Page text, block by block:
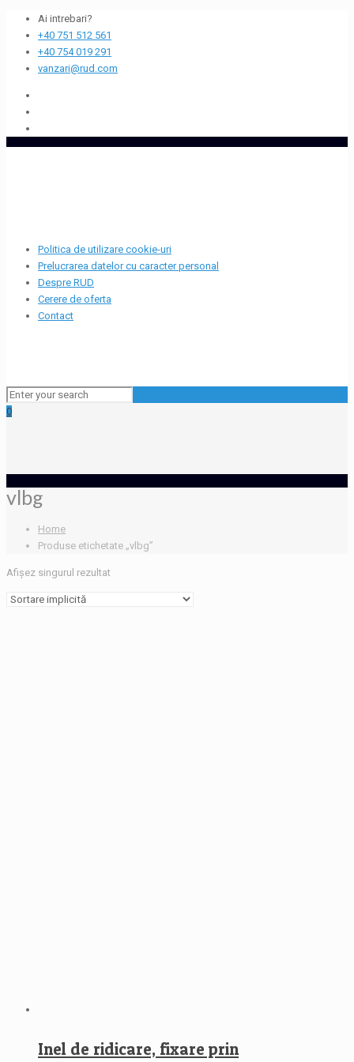
Ai intrebari?
+40 751 512 561
+40 754 019 291
vanzari@rud.com
Politica de utilizare cookie-uri
Prelucrarea datelor cu caracter personal
Despre RUD
Cerere de oferta
Contact
0
vlbg
Home
Produse etichetate „vlbg”
Afișez singurul rezultat
Inel de ridicare, fixare prin